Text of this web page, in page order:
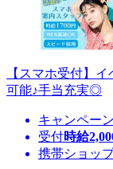
【スマホ受付】
可能♪手当充実◎
キャンペー
受付時給
携帯ショッ